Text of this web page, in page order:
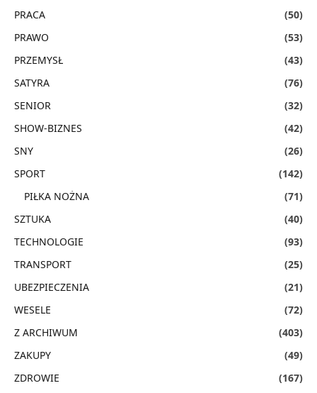
PRACA
(50)
PRAWO
(53)
PRZEMYSŁ
(43)
SATYRA
(76)
SENIOR
(32)
SHOW-BIZNES
(42)
SNY
(26)
SPORT
(142)
PIŁKA NOŻNA
(71)
SZTUKA
(40)
TECHNOLOGIE
(93)
TRANSPORT
(25)
UBEZPIECZENIA
(21)
WESELE
(72)
Z ARCHIWUM
(403)
ZAKUPY
(49)
ZDROWIE
(167)